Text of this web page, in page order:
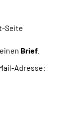
Seite
Brief
Adresse: